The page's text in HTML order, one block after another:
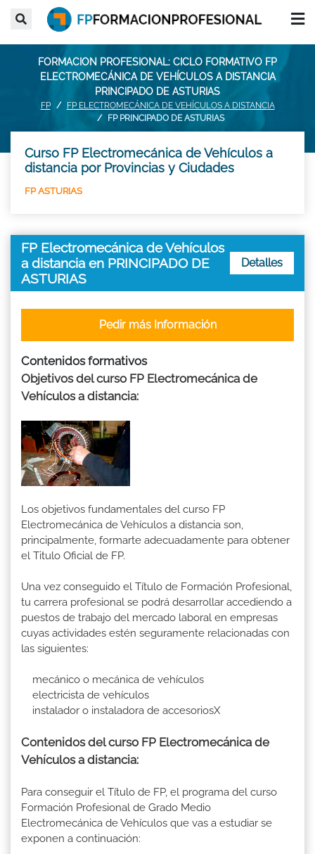
FORMACION PROFESIONAL: CICLO FORMATIVO FP
ELECTROMECÁNICA DE VEHÍCULOS A DISTANCIA
PRINCIPADO DE ASTURIAS
FP
FP ELECTROMECÁNICA DE VEHÍCULOS A DISTANCIA
FP PRINCIPADO DE ASTURIAS
Curso FP Electromecánica de Vehículos a
distancia por Provincias y Ciudades
FP ASTURIAS
FP Electromecánica de Vehículos
a distancia en PRINCIPADO DE
ASTURIAS
Detalles
Pedir más Información
Contenidos formativos
Objetivos del curso FP Electromecánica de
Vehículos a distancia:
Los objetivos fundamentales del curso FP
Electromecánica de Vehículos a distancia son,
principalmente, formarte adecuadamente para obtener
el Titulo Oficial de FP.
Una vez conseguido el Título de Formación Profesional,
tu carrera profesional se podrá desarrollar accediendo a
puestos de trabajo del mercado laboral en empresas
cuyas actividades estén seguramente relacionadas con
las siguientes:
mecánico o mecánica de vehículos
electricista de vehículos
instalador o instaladora de accesoriosX
Contenidos del curso FP Electromecánica de
Vehículos a distancia:
Para conseguir el Título de FP, el programa del curso
Formación Profesional de Grado Medio
Electromecánica de Vehículos que vas a estudiar se
exponen a continuación: